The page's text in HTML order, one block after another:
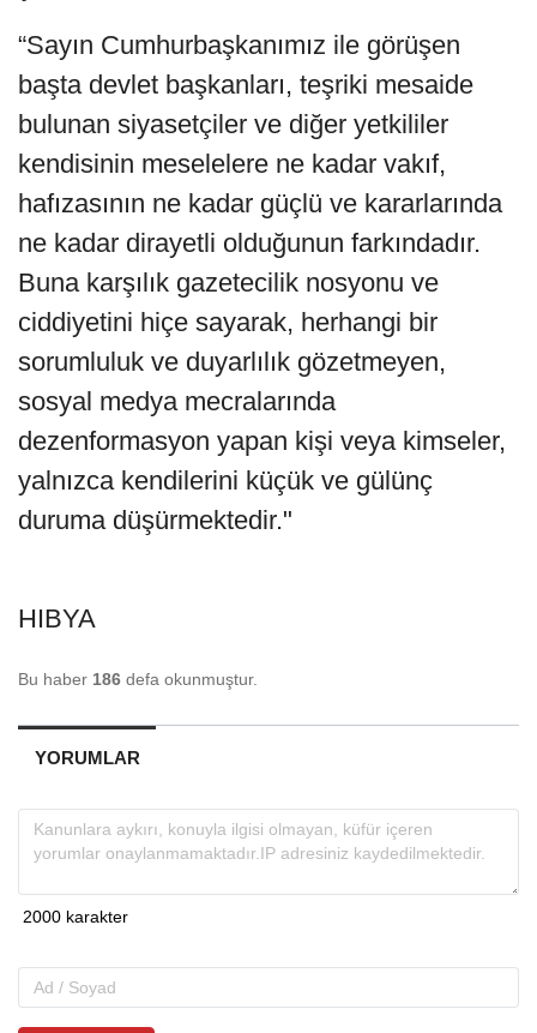
“Sayın Cumhurbaşkanımız ile görüşen
başta devlet başkanları, teşriki mesaide
bulunan siyasetçiler ve diğer yetkililer
kendisinin meselelere ne kadar vakıf,
hafızasının ne kadar güçlü ve kararlarında
ne kadar dirayetli olduğunun farkındadır.
Buna karşılık gazetecilik nosyonu ve
ciddiyetini hiçe sayarak, herhangi bir
sorumluluk ve duyarlılık gözetmeyen,
sosyal medya mecralarında
dezenformasyon yapan kişi veya kimseler,
yalnızca kendilerini küçük ve gülünç
duruma düşürmektedir."
HIBYA
Bu haber 186 defa okunmuştur.
YORUMLAR